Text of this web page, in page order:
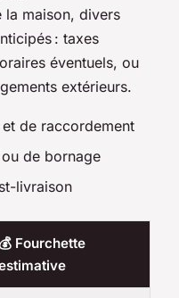
la maison, divers
: taxes
éventuels, ou
extérieurs.
et de raccordement
de bornage
livraison
💰 Fourchette